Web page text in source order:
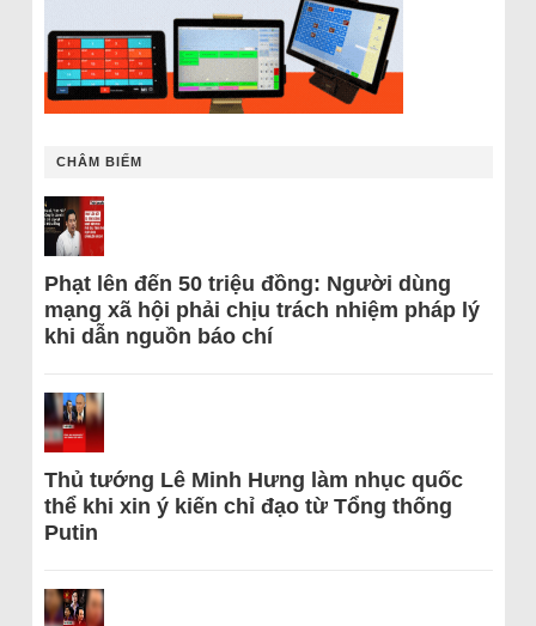
CHÂM BIẾM
Phạt lên đến 50 triệu đồng: Người dùng
mạng xã hội phải chịu trách nhiệm pháp lý
khi dẫn nguồn báo chí
Thủ tướng Lê Minh Hưng làm nhục quốc
thể khi xin ý kiến chỉ đạo từ Tổng thống
Putin